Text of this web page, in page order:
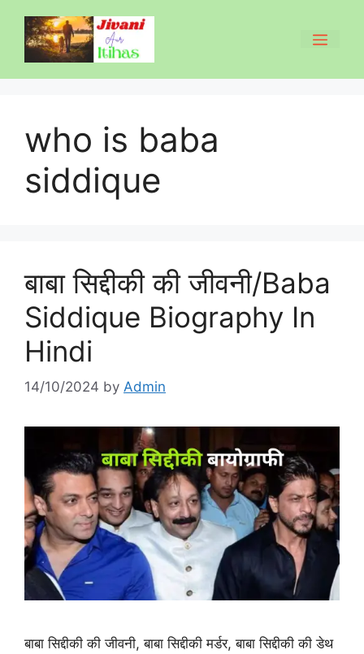
content
who is baba
siddique
बाबा सिद्दीकी की जीवनी/Baba
Siddique Biography In
Hindi
14/10/2024 by Admin
बाबा सिद्दीकी की जीवनी, बाबा सिद्दीकी मर्डर, बाबा सिद्दीकी की डेथ